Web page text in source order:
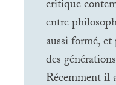
critique
entre
aussi formé,
des
Récemment